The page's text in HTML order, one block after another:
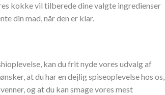
kokke vil tilberede dine valgte ingredienser
din mad, når den er klar.
kan du frit nyde vores udvalg af
at du har en dejlig spiseoplevelse hos os,
og at du kan smage vores mest